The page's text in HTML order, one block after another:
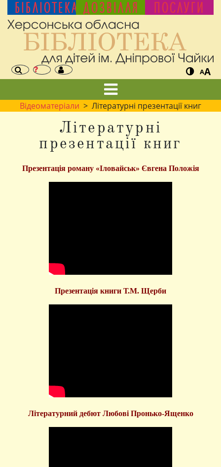
БІБЛІОТЕКА ДОЗВІЛЛЯ ПОСЛУГИ
AA
Відеоматеріали > Літературні презентації книг
Літературні
презентації книг
Презентація роману «Іловайськ» Євгена Положія
Презентація книги Т.М. Щерби
Літературний дебют Любові Пронько-Ященко